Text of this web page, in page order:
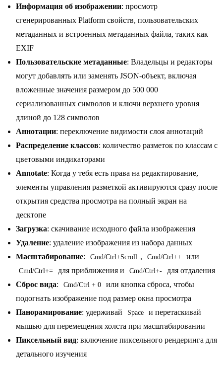
Информация об изображении: просмотр
сгенерированных Platform свойств, пользовательских
метаданных и встроенных метаданных файла, таких как
EXIF
Пользовательские метаданные: Владельцы и редакторы
могут добавлять или заменять JSON-объект, включая
вложенные значения размером до 500 000
сериализованных символов и ключи верхнего уровня
длиной до 128 символов
Аннотации: переключение видимости слоя аннотаций
Распределение классов: количество разметок по классам с
цветовыми индикаторами
Annotate: Когда у тебя есть права на редактирование,
элементы управления разметкой активируются сразу после
открытия средства просмотра на полный экран на
десктопе
Загрузка: скачивание исходного файла изображения
Удаление: удаление изображения из набора данных
Масштабирование: Cmd/Ctrl+Scroll , Cmd/Ctrl++ или
Cmd/Ctrl+= для приближения и Cmd/Ctrl+-
для отдаления
Сброс вида: Cmd/Ctrl + 0
или кнопка сброса, чтобы
подогнать изображение под размер окна просмотра
Панорамирование: удерживай Space
и перетаскивай
мышью для перемещения холста при масштабировании
Пиксельный вид: включение пиксельного рендеринга для
детального изучения